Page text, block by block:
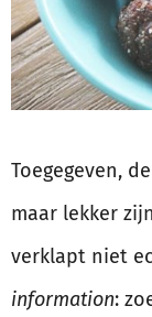
Toegegeven,
maar lekker
verklapt niet
information: